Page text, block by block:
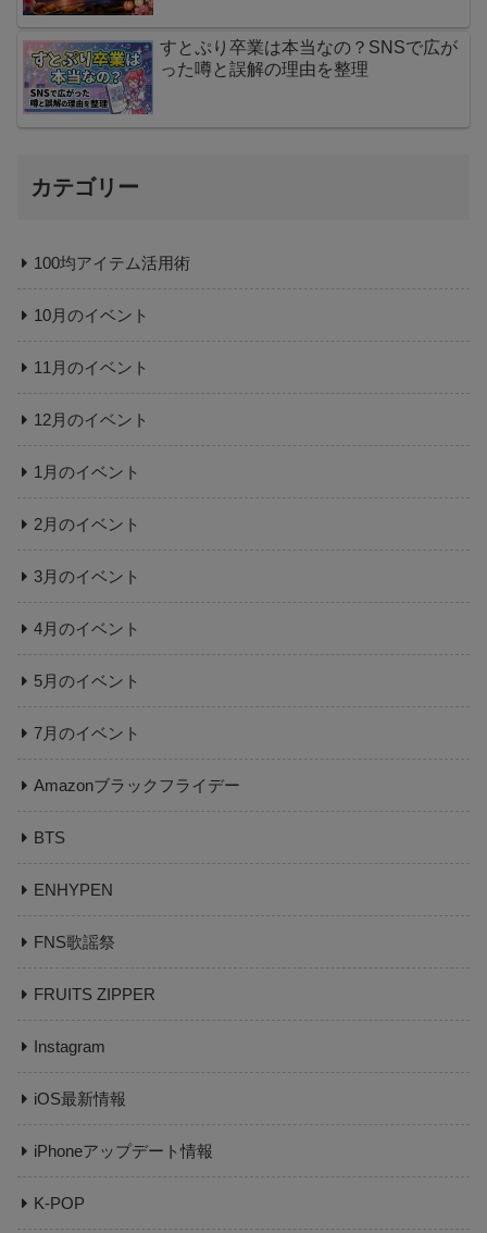
すとぷり卒業は本当なの？SNSで広が
った噂と誤解の理由を整理
カテゴリー
100均アイテム活用術
10月のイベント
11月のイベント
12月のイベント
1月のイベント
2月のイベント
3月のイベント
4月のイベント
5月のイベント
7月のイベント
Amazonブラックフライデー
BTS
ENHYPEN
FNS歌謡祭
FRUITS ZIPPER
Instagram
iOS最新情報
iPhoneアップデート情報
K-POP